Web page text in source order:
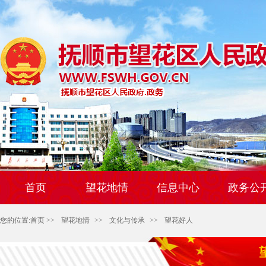
首页 望花地情 信息中心 政务公
您的位置:首页 >> 望花地情 >> 文化与传承 >> 望花好人